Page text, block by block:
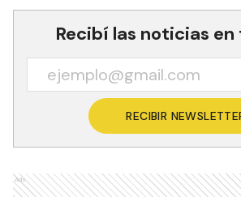
Recibí las noticias
RECIBIR
Ads